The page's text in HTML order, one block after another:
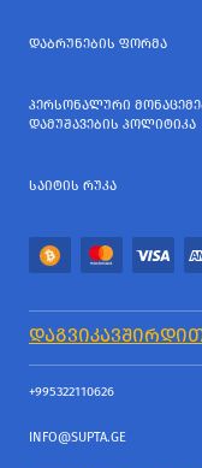
ᲓᲐᲑᲠᲣᲜᲔᲑᲘᲡ ᲤᲝᲠᲛᲐ
ᲞᲔᲠᲡᲝᲜᲐᲚᲣᲠᲘ
ᲓᲐᲛᲣᲨᲐᲕᲔᲑᲘᲡ ᲞᲝᲚᲘᲢᲘᲙᲐ
ᲡᲐᲘᲢᲘᲡ ᲠᲣᲙᲐ
+995322110626
INFO@SUPTA.GE